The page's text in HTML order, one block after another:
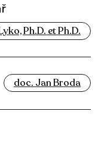
Ph.D. et Ph.D.
doc. Jan Broda